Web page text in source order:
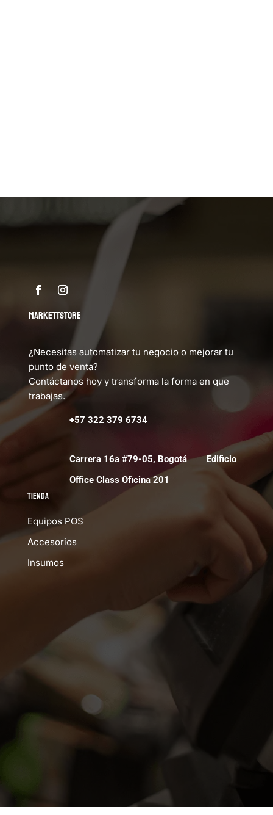
MARKETTSTORE
¿Necesitas automatizar tu negocio o mejorar tu
punto de venta?
Contáctanos hoy y transforma la forma en que
trabajas.
+57 322 379 6734
Carrera 16a #79-05, Bogotá Edificio
Office Class Oficina 201
Tienda
Equipos POS
Accesorios
Insumos